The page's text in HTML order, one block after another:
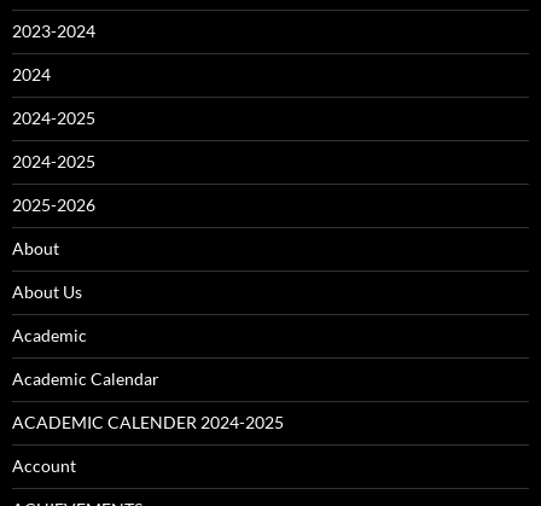
2023-2024
2024
2024-2025
2024-2025
2025-2026
About
About Us
Academic
Academic Calendar
ACADEMIC CALENDER 2024-2025
Account